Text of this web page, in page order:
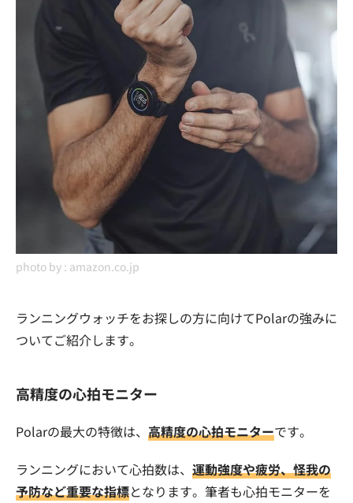
photo by : amazon.co.jp
ランニングウォッチをお探しの方に向けてPolarの強みに
ついてご紹介します。
高精度の心拍モニター
Polarの最大の特徴は、 高精度の心拍モニターです。
ランニングにおいて心拍数は、 運動強度や疲労、怪我の
予防など重要な指標となります。筆者も心拍モニターを